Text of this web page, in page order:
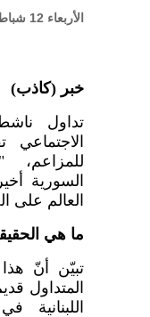
الأربعاء 12 شباط 2025 - 0:05
خبر (كاذب)
تداول
للمزاعم،
السورية
العالم على
ما هي
تبيّن أنّ هذا
المتداول